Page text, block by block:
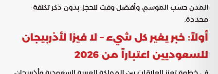
المدن حسب الموسم، وأفضل وقت للحجز. بدون ذكر تكلفة
محددة.
أولاً: خبر يغير كل شيء – لا فيزا لأذربيجان
للسعوديين اعتباراً من 2026